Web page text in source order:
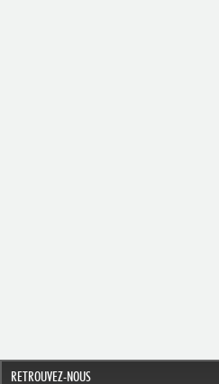
RETROUVEZ-NOUS